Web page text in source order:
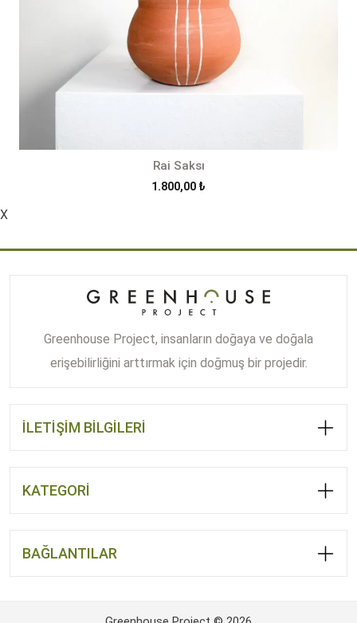
Rai Saksı
1.800,00 ₺
X
Greenhouse Project, insanların doğaya ve doğala
erişebilirliğini arttırmak için doğmuş bir projedir.
İLETİŞİM BİLGİLERİ
KATEGORİ
BAĞLANTILAR